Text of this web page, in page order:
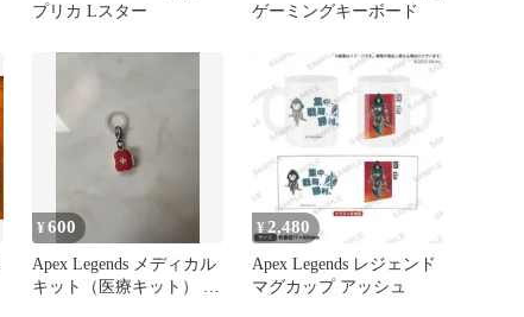
プリカ Lスター
ゲーミングキーボード
¥600
Apex Legends メディカル
キット（医療キット） チ
¥ 2,480
Apex Legends レジェンド
マグカップ アッシュ